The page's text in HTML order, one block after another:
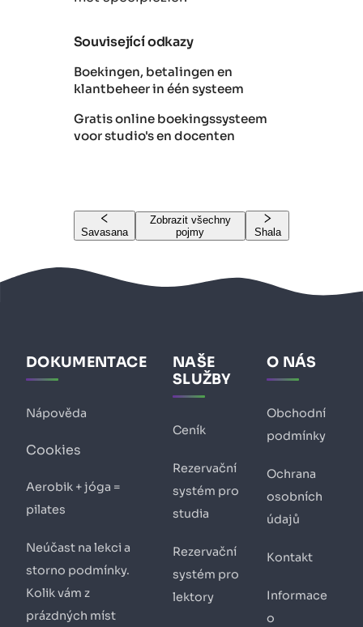
Související odkazy
Boekingen, betalingen en
klantbeheer in één systeem
Gratis online boekingssysteem
voor studio's en docenten
Savasana
Zobrazit všechny
pojmy
Shala
DOKUMENTACE
Nápověda
Cookies
Aerobik + jóga =
pilates
Neúčast na lekci a
storno podmínky.
Kolik vám z
prázdných míst
NAŠE
SLUŽBY
Ceník
Rezervační
systém pro
studia
Rezervační
systém pro
lektory
O NÁS
Obchodní
podmínky
Ochrana
osobních
údajů
Kontakt
Informace
o